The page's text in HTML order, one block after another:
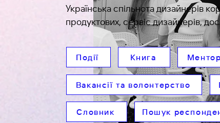
Українська спільнота дизайнерів
продуктових, сервіс дизайнерів,
Події Книга
Вакансії та волонтерство
Словник Пошук